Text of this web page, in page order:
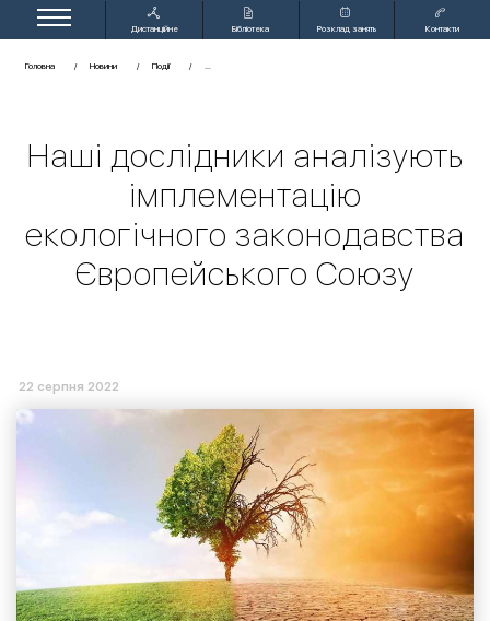
Дистанційне
Бібліотека Розклад занять Контакти
Головна Новини Події
Наші дослідники аналізують
імплементацію
екологічного законодавства
Європейського Союзу
22 серпня 2022